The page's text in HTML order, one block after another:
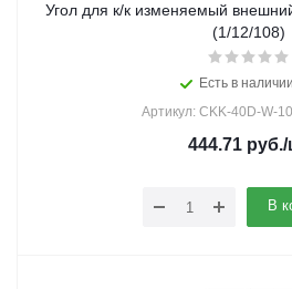
Угол для к/к изменяемый
(1/12/108)
Есть в
Артикул: CKK-40D-W-
444.71руб./
В